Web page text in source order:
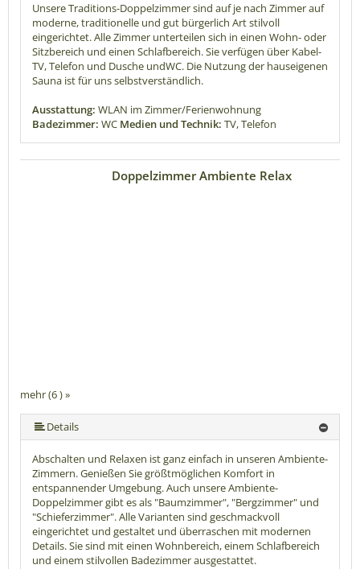
Unsere Traditions-Doppelzimmer sind auf je nach Zimmer auf
moderne, traditionelle und gut bürgerlich Art stilvoll
eingerichtet. Alle Zimmer unterteilen sich in einen Wohn- oder
Sitzbereich und einen Schlafbereich. Sie verfügen über Kabel-
TV, Telefon und Dusche undWC. Die Nutzung der hauseigenen
Sauna ist für uns selbstverständlich.
Ausstattung: WLAN im Zimmer/Ferienwohnung
Badezimmer: WC Medien und Technik: TV, Telefon
mehr (6 ) »
mehr (6 ) »
mehr (6 ) »
Doppelzimmer Ambiente Relax
Details
Abschalten und Relaxen ist ganz einfach in unseren Ambiente-
Zimmern. Genießen Sie größtmöglichen Komfort in
entspannender Umgebung. Auch unsere Ambiente-
Doppelzimmer gibt es als "Baumzimmer", "Bergzimmer" und
"Schieferzimmer". Alle Varianten sind geschmackvoll
eingerichtet und gestaltet und überraschen mit modernen
Details. Sie sind mit einen Wohnbereich, einem Schlafbereich
und einem stilvollen Badezimmer ausgestattet.